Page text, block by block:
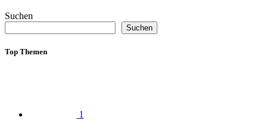
Suchen
Suchen
Top Themen
1